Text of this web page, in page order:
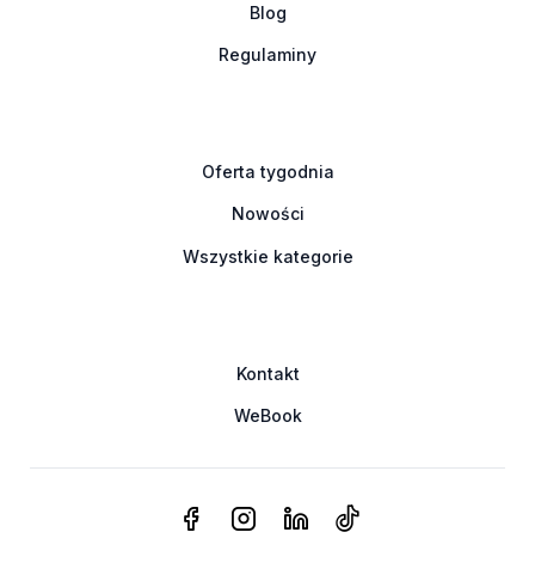
Blog
Regulaminy
Oferta tygodnia
Nowości
Wszystkie kategorie
Kontakt
WeBook